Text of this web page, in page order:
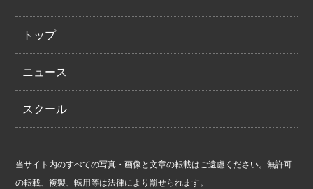
トップ
ニュース
スクール
当サイト内のすべての写真・画像と文章の転載はご遠慮ください。無許可
の転載、複製、転用等は法律により罰せられます。